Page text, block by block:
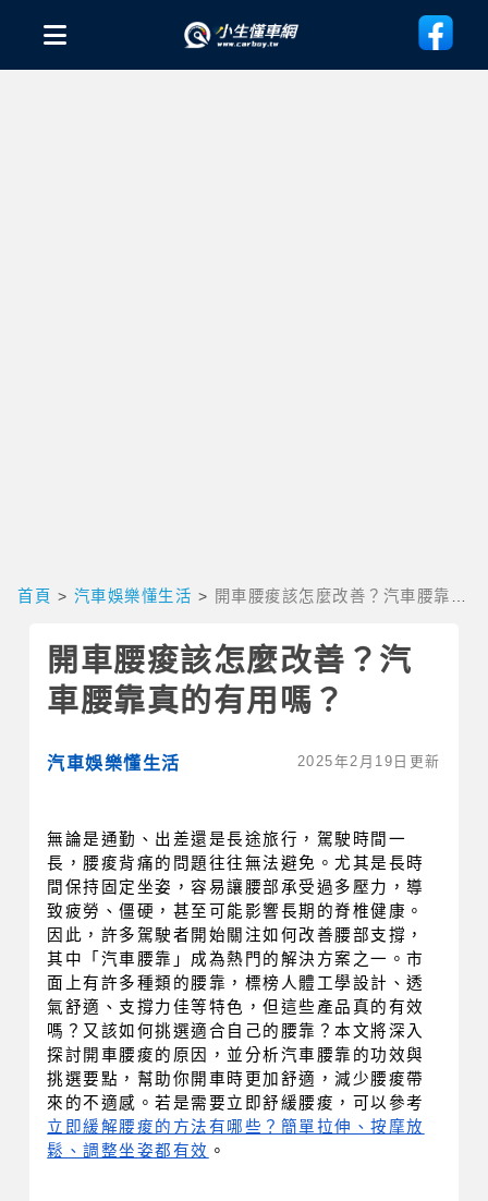
首頁 > 汽車娛樂懂生活 > 開車腰痠該怎麼改善？汽車腰靠真
開車腰痠該怎麼改善？汽
車腰靠真的有用嗎？
汽車娛樂懂生活 2025年2月19日更新
無論是通勤、出差還是長途旅行，駕駛時間一
長，腰痠背痛的問題往往無法避免。尤其是長時
間保持固定坐姿，容易讓腰部承受過多壓力，導
致疲勞、僵硬，甚至可能影響長期的脊椎健康。
因此，許多駕駛者開始關注如何改善腰部支撐，
其中「汽車腰靠」成為熱門的解決方案之一。市
面上有許多種類的腰靠，標榜人體工學設計、透
氣舒適、支撐力佳等特色，但這些產品真的有效
嗎？又該如何挑選適合自己的腰靠？本文將深入
探討開車腰痠的原因，並分析汽車腰靠的功效與
挑選要點，幫助你開車時更加舒適，減少腰痠帶
來的不適感。若是需要立即舒緩腰痠，可以參考
立即緩解腰痠的方法有哪些？簡單拉伸、按摩放
鬆、調整坐姿都有效 。